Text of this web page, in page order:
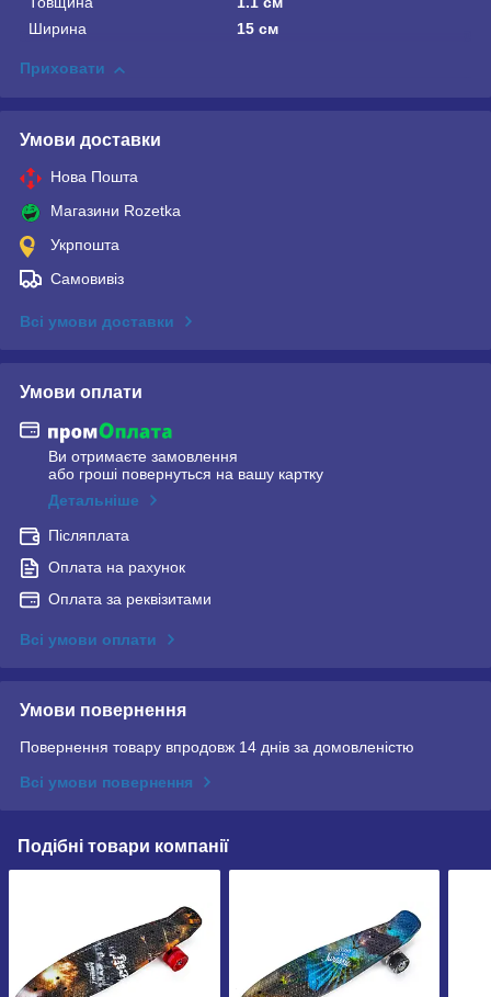
Ширина
15 см
Приховати
Умови доставки
Нова Пошта
Магазини Rozetka
Укрпошта
Самовивіз
Всі умови доставки
Умови оплати
Ви отримаєте замовлення
або гроші повернуться на вашу картку
Детальніше
Післяплата
Оплата на рахунок
Оплата за реквізитами
Всі умови оплати
Умови повернення
Повернення товару впродовж 14 днів за домовленістю
Всі умови повернення
Подібні товари компанії